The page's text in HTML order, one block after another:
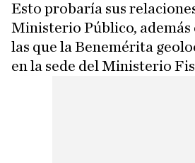
Esto probaría sus
Ministerio Público, además
las que la Benemérita
en la sede del Ministerio